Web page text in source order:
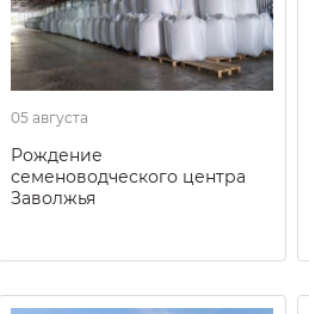
05 августа
Рождение
семеноводческого центра
Заволжья